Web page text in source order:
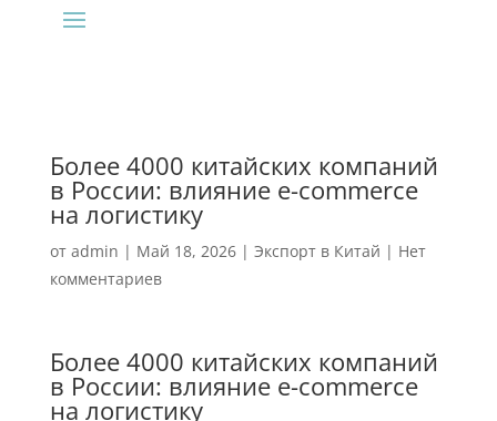
Более 4000 китайских компаний
в России: влияние e-commerce
на логистику
от admin | Май 18, 2026| Экспорт в Китай | Нет
комментариев
Более 4000 китайских компаний
в России: влияние e-commerce
на логистику